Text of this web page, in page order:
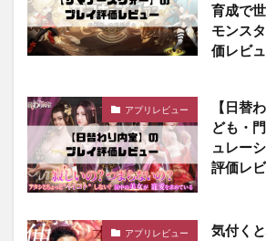
育成で
モンス
価レビュ
アプリレビュー
【日替
ども・
ュレー
評価レ
アプリレビュー
気付く